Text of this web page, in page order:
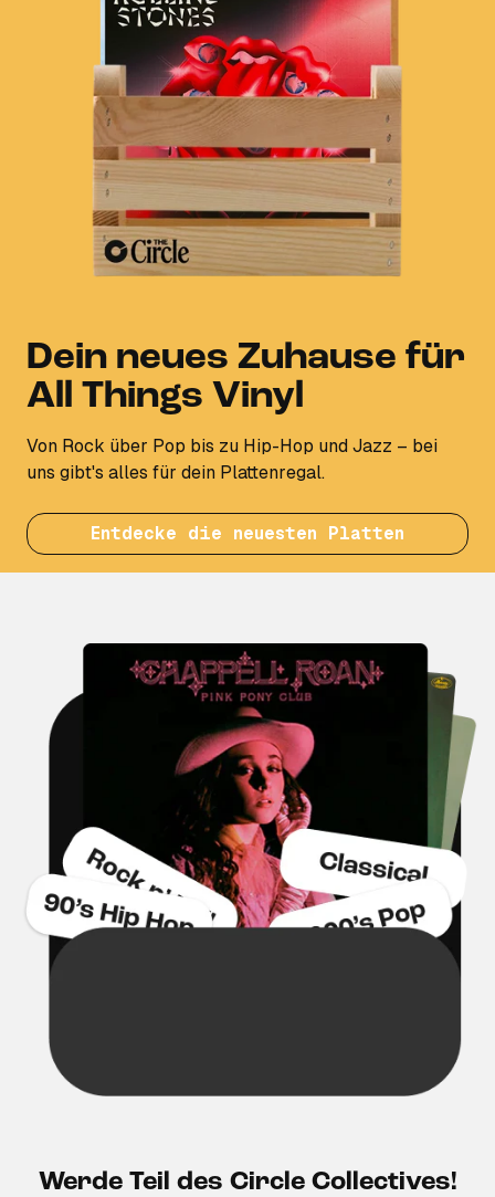
Dein neues Zuhause für
All Things Vinyl
Von Rock über Pop bis zu Hip-Hop und Jazz – bei
uns gibt's alles für dein Plattenregal.
Entdecke die neuesten Platten
Werde Teil des Circle Collectives!